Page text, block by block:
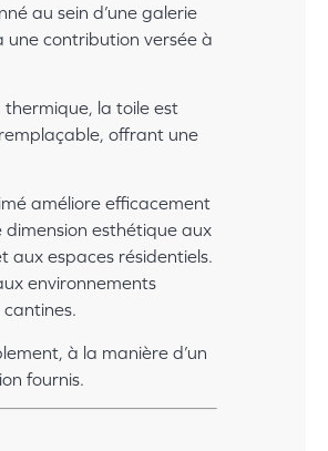
au sein d’une galerie
une contribution versée à
la toile est
offrant une
améliore efficacement
esthétique aux
aux espaces résidentiels.
environnements
à la manière d’un
fournis.